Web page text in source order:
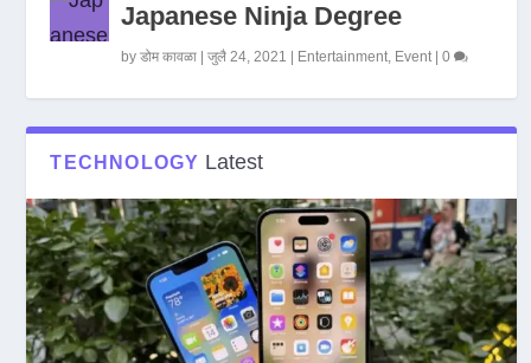
Japanese Ninja Degree
byडोम कावळा |जुलै 24, 2021 Entertainment, Event|0
TECHNOLOGY Latest